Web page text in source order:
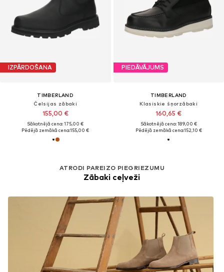
IZPĀRDOŠANA
TIMBERLAND
Čelsijas zābaki
155,00 €
Sākotnējā cena: 175,00 €
Pēdējā zemākā cena:155,00 €
PIEDĀVĀJUMS
TIMBERLAND
Klasiskie šņorzābaki
160,65 €
Sākotnējā cena: 189,00 €
Pēdējā zemākā cena:152,10 €
ATRODI PAREIZO PIEGRIEZUMU
Zābaki ceļveži